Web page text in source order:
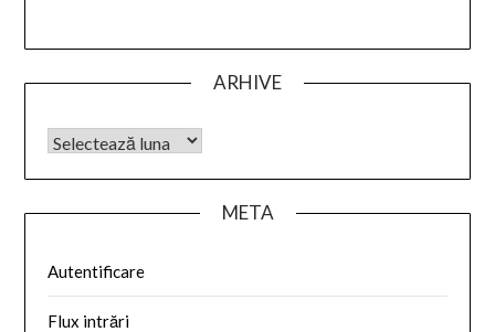
ARHIVE
META
Autentificare
Flux intrări